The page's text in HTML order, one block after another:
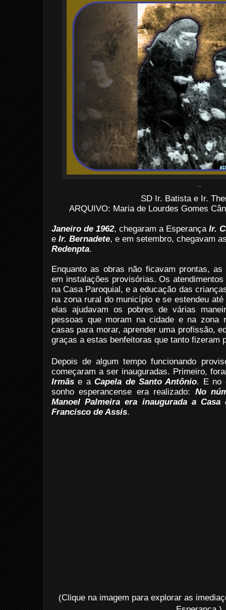
..
SD Ir. Batista e Ir.
ARQUIVO: Maria de Lourdes Gomes
Janeiro de 1962, chegaram a Esperança Ir.
e Ir. Bernadete, e em setembro, chegavam
Redenpta.
Enquanto as obras não ficavam prontas,
em instalações provisórias. Os
na Casa Paroquial, e a educação das
na zona rural do município e se estendeu
elas ajudavam os pobres de várias
pessoas que moram na cidade e na zona
casas para morar, aprender uma profissão,
graças a estas benfeitoras que tanto fizeram
Depois de algum tempo funcionando
começaram a ser inauguradas. Primeiro,
Irmãs e aCapela de Santo Antônio. E no
sonho esperancense era realizado: No
Manoel Palmeira era inaugurada a Casa
Francisco de Assis.
(Clique na imagem para explorar as